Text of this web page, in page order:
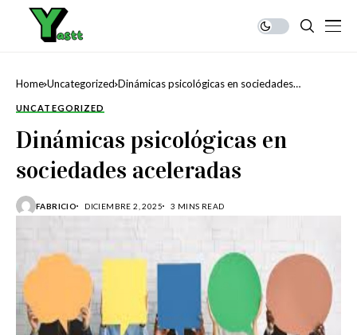
Home Uncategorized Dinámicas psicológicas en sociedades
UNCATEGORIZED
Dinámicas psicológicas en
sociedades aceleradas
FABRICIO DICIEMBRE 2, 2025 3 MINS READ